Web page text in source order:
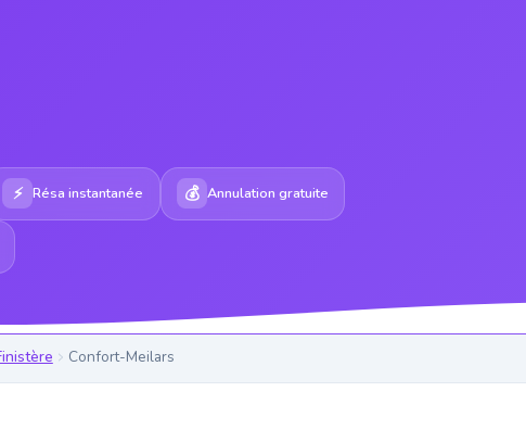
⚡ Résa instantanée 💰 Annulation gratuite
Confort-Meilars